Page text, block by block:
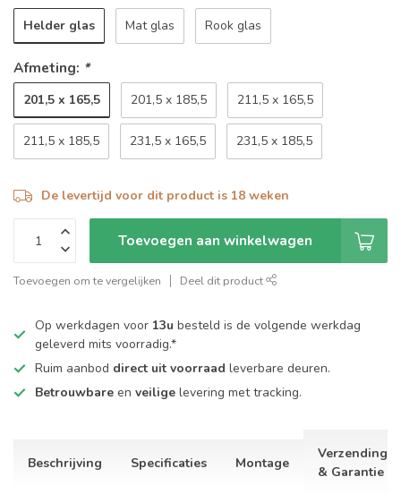
Helder glas Mat glas Rook glas
Afmeting: *
201,5 x 165,5 201,5 x 185,5 211,5 x 165,5
211,5 x 185,5 231,5 x 165,5 231,5 x 185,5
De levertijd voor dit product is 18 weken
Toevoegen aan winkelwagen
Toevoegen om te vergelijken Deel dit product
Op werkdagen voor 13u besteld is de volgende werkdag
geleverd mits voorradig.*
Ruim aanbod direct uit voorraad leverbare deuren.
Betrouwbare en veilige levering met tracking.
Beschrijving Specificaties Montage
Verzending
& Garantie